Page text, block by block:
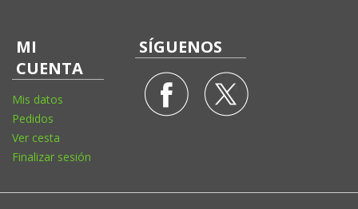
MI
CUENTA
Mis datos
Pedidos
Ver cesta
Finalizar sesión
SÍGUENOS